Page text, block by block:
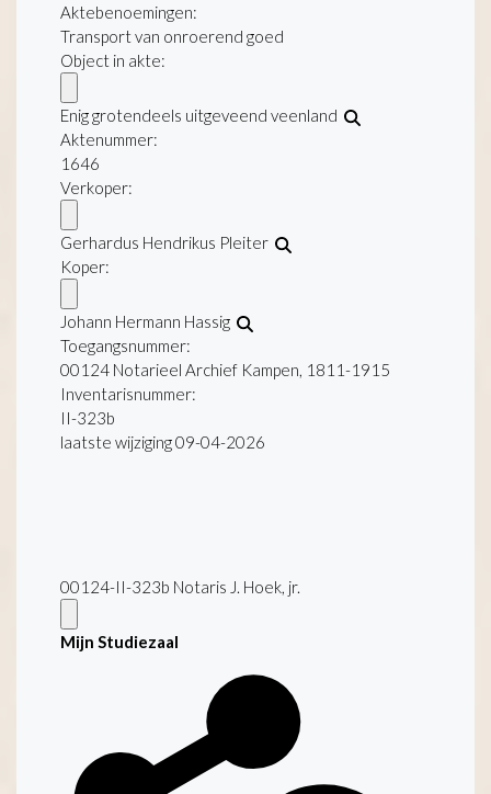
Aktebenoemingen:
Transport van onroerend goed
Object in akte:
Enig grotendeels uitgeveend veenland
Aktenummer:
1646
Verkoper:
Gerhardus Hendrikus Pleiter
Koper:
Johann Hermann Hassig
Toegangsnummer:
00124 Notarieel Archief Kampen, 1811-1915
Inventarisnummer:
II-323b
laatste wijziging 09-04-2026
00124-II-323b Notaris J. Hoek, jr.
Mijn Studiezaal